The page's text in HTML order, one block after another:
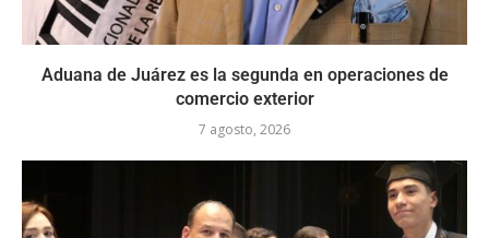
Aduana de Juárez es la segunda en operaciones de
comercio exterior
7 agosto, 2026